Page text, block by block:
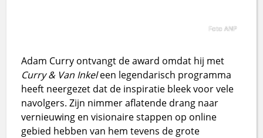
Foto ANP
Adam Curry ontvangt de award omdat hij met
Curry & Van Inkeleen legendarisch programma
heeft neergezet dat de inspiratie bleek voor vele
navolgers. Zijn nimmer aflatende drang naar
vernieuwing en visionaire stappen op online
gebied hebben van hem tevens de grote